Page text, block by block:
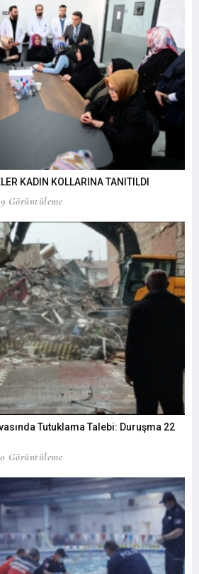
KADIN KOLLARINA TANITILDI
Görüntüleme
Tutuklama Talebi: Duruşma 22
Görüntüleme